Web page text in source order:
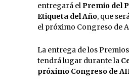
entregará elPremio del
Etiqueta del Año, que
el próximo Congreso de
La entrega de los
tendrá lugar durante la
próximo Congreso de